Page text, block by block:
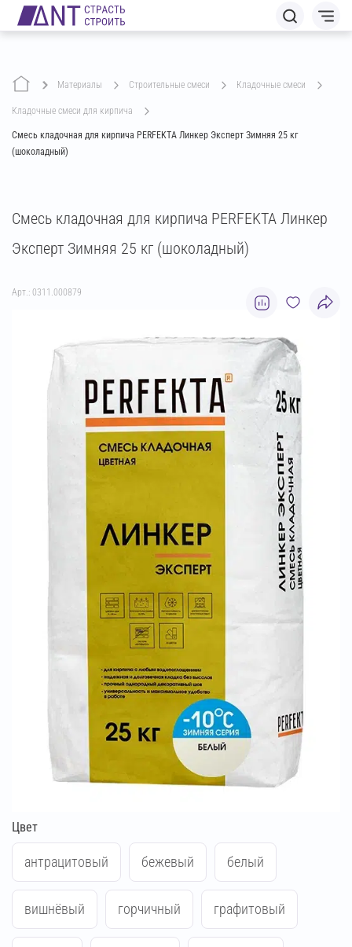
Материалы строительные смеси кладочные смеси
кладочные смеси для кирпича
Смесь кладочная для кирпича PERFEKTA Линкер Эксперт Зимняя 25 кг
(шоколадный)
Смесь кладочная для кирпича PERFEKTA Линкер
Эксперт Зимняя 25 кг (шоколадный)
Арт.: 0311.000879
Цвет
антрацитовый бежевый белый
вишнёвый горчичный графитовый